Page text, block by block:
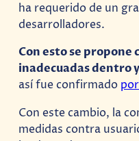
ha requerido de un
desarrolladores.
Con esto se propone
inadecuadas dentro
así fue confirmado
Con este cambio, la
medidas contra